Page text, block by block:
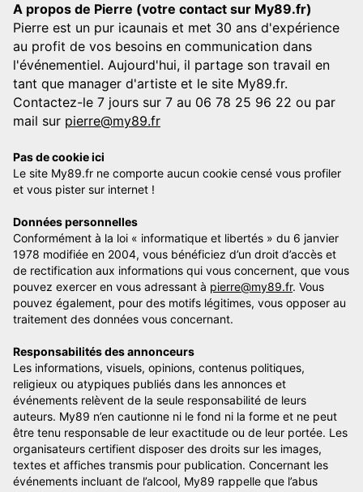
A propos de Pierre (votre contact sur My89.fr)
Pierre est un pur icaunais et met 30 ans d'expérience
au profit de vos besoins en communication dans
l'événementiel. Aujourd'hui, il partage son travail en
tant que manager d'artiste et le site My89.fr.
Contactez-le 7 jours sur 7 au 06 78 25 96 22 ou par
mail sur pierre@my89.fr
Pas de cookie ici
Le site My89.fr ne comporte aucun cookie censé vous profiler
et vous pister sur internet !
Données personnelles
Conformément à la loi « informatique et libertés » du 6 janvier
1978 modifiée en 2004, vous bénéficiez d’un droit d’accès et
de rectification aux informations qui vous concernent, que vous
pouvez exercer en vous adressant à pierre@my89.fr. Vous
pouvez également, pour des motifs légitimes, vous opposer au
traitement des données vous concernant.
Responsabilités des annonceurs
Les informations, visuels, opinions, contenus politiques,
religieux ou atypiques publiés dans les annonces et
événements relèvent de la seule responsabilité de leurs
auteurs. My89 n’en cautionne ni le fond ni la forme et ne peut
être tenu responsable de leur exactitude ou de leur portée. Les
organisateurs certifient disposer des droits sur les images,
textes et affiches transmis pour publication. Concernant les
événements incluant de l’alcool, My89 rappelle que l’abus